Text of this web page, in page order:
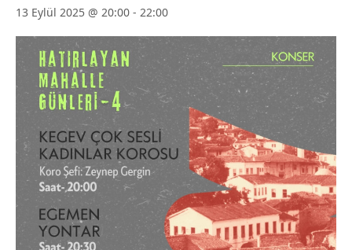
13 Eylül 2025 @ 20:00 - 22:00